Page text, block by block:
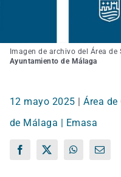
Imagen de archivo del Área
Ayuntamiento de Málaga
12 mayo 2025 |Área
de Málaga | Emasa
Facebook
X WhatsApp